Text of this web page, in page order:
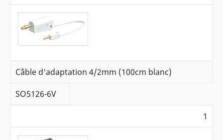
Câble d'adaptation 4/2mm (100cm blanc)
SO5126-6V
1